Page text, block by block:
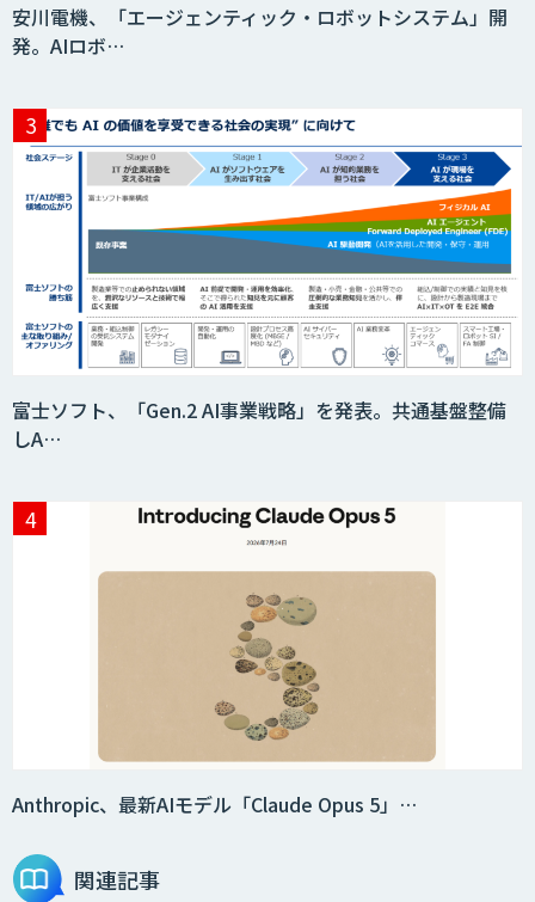
安川電機、「エージェンティック・ロボットシステム」開
発。AIロボ…
富士ソフト、「Gen.2 AI事業戦略」を発表。共通基盤整備
しA…
Anthropic、最新AIモデル「Claude Opus 5」…
関連記事